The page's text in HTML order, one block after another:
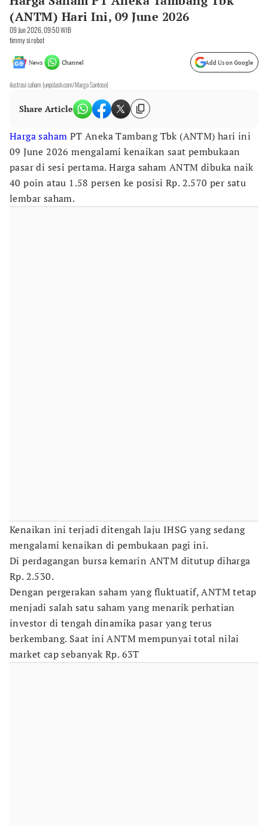
(ANTM) Hari Ini, 09 June 2026
09 Jun 2026, 09:50 WIB
timmy si robot
News Channel Add Us on Google
ilustrasi saham (unpslash.com/Marga Santoso)
Share Article
Harga saham PT Aneka Tambang Tbk (ANTM) hari ini
09 June 2026 mengalami kenaikan saat pembukaan
pasar di sesi pertama. Harga saham ANTM dibuka naik
40 poin atau 1.58 persen ke posisi Rp. 2.570 per satu
lembar saham.
Kenaikan ini terjadi ditengah laju IHSG yang sedang
mengalami kenaikan di pembukaan pagi ini.
Di perdagangan bursa kemarin ANTM ditutup diharga
Rp. 2.530.
Dengan pergerakan saham yang fluktuatif, ANTM tetap
menjadi salah satu saham yang menarik perhatian
investor di tengah dinamika pasar yang terus
berkembang. Saat ini ANTM mempunyai total nilai
market cap sebanyak Rp. 63T